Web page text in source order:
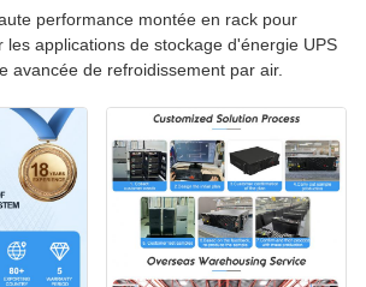
performance montée en rack pour
les applications de stockage d'énergie UPS
avancée de refroidissement par air.